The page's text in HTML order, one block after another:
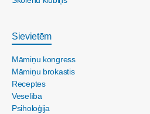
Sievietēm
Māmiņu kongress
Māmiņu brokastis
Receptes
Veselība
Psiholoģija